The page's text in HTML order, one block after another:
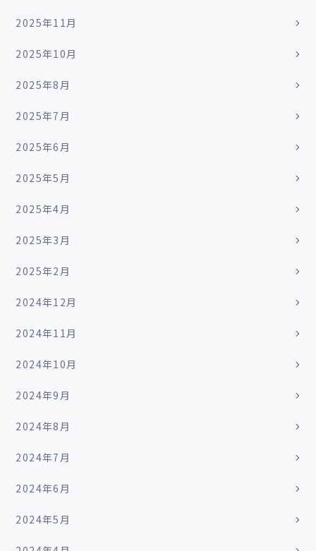
2025年11月
2025年10月
2025年8月
2025年7月
2025年6月
2025年5月
2025年4月
2025年3月
2025年2月
2024年12月
2024年11月
2024年10月
2024年9月
2024年8月
2024年7月
2024年6月
2024年5月